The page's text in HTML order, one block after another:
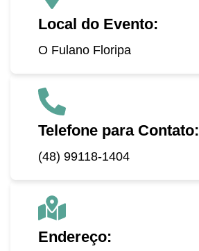
Local do Evento:
O Fulano Floripa
Telefone para Contato:
(48) 99118-1404
Endereço: